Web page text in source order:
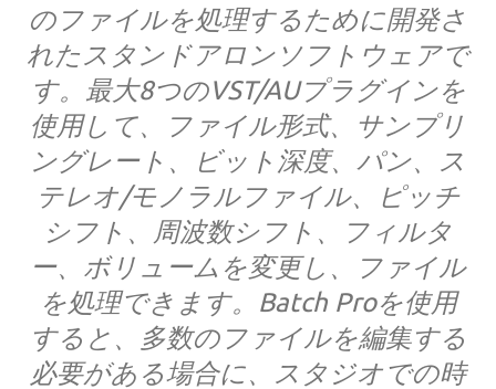
のファイルを処理するために開発さ
れたスタンドアロンソフトウェアで
す。最大8つのVST/AUプラグインを
使用して、ファイル形式、サンプリ
ングレート、ビット深度、パン、ス
テレオ/モノラルファイル、ピッチ
シフト、周波数シフト、フィルタ
ー、ボリュームを変更し、ファイル
を処理できます。Batch Proを使用
すると、多数のファイルを編集する
必要がある場合に、スタジオでの時